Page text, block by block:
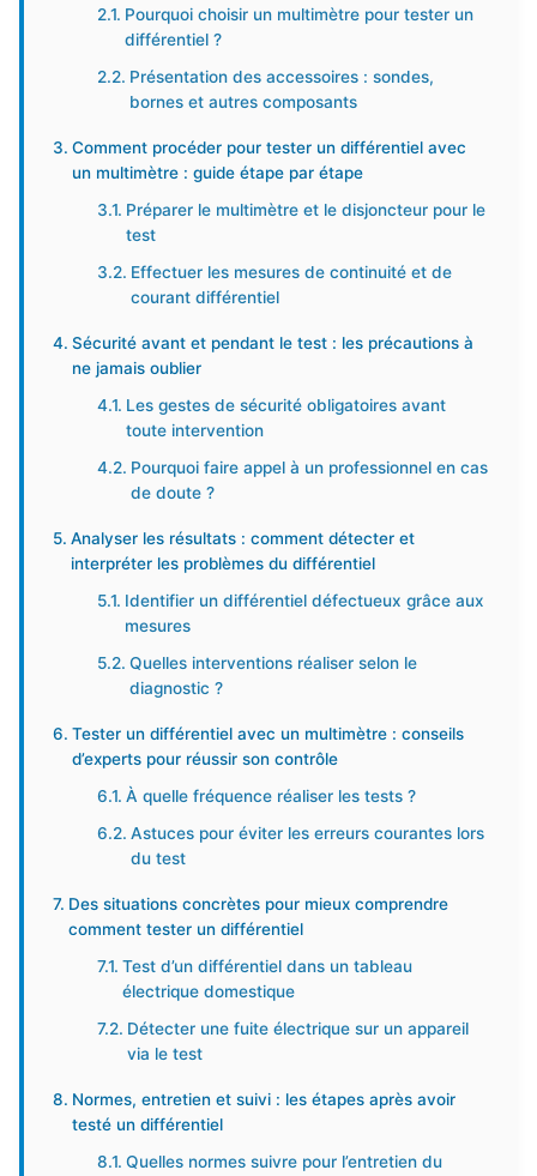
Pourquoi choisir un multimètre pour tester un
différentiel ?
Présentation des accessoires : sondes,
bornes et autres composants
Comment procéder pour tester un différentiel avec
un multimètre : guide étape par étape
Préparer le multimètre et le disjoncteur pour le
test
Effectuer les mesures de continuité et de
courant différentiel
Sécurité avant et pendant le test : les précautions à
ne jamais oublier
Les gestes de sécurité obligatoires avant
toute intervention
Pourquoi faire appel à un professionnel en cas
de doute ?
Analyser les résultats : comment détecter et
interpréter les problèmes du différentiel
Identifier un différentiel défectueux grâce aux
mesures
Quelles interventions réaliser selon le
diagnostic ?
Tester un différentiel avec un multimètre : conseils
d’experts pour réussir son contrôle
À quelle fréquence réaliser les tests ?
Astuces pour éviter les erreurs courantes lors
du test
Des situations concrètes pour mieux comprendre
comment tester un différentiel
Test d’un différentiel dans un tableau
électrique domestique
Détecter une fuite électrique sur un appareil
via le test
Normes, entretien et suivi : les étapes après avoir
testé un différentiel
Quelles normes suivre pour l’entretien du